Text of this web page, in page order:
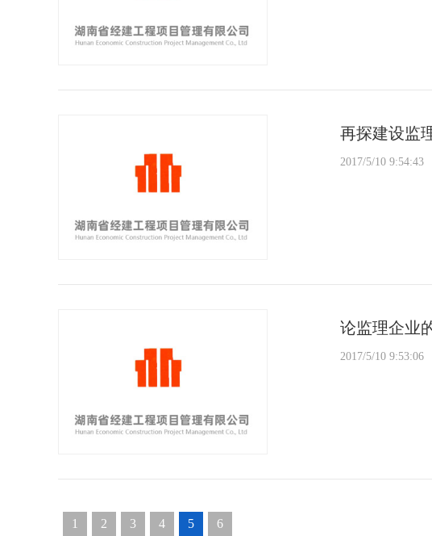
再探建设监
2017/5/10 9:54:43
论监理企业
2017/5/10 9:53:06
1 2 3 4 5 6